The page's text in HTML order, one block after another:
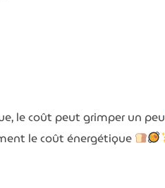
le coût peut grimper un peu
le coût énergétique